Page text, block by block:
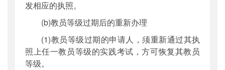
发相应的执照。
(b)教员等级过期后的重新办理
(1)教员等级过期的申请人，须重新通过其执
照上任一教员等级的实践考试，方可恢复其教员
等级。